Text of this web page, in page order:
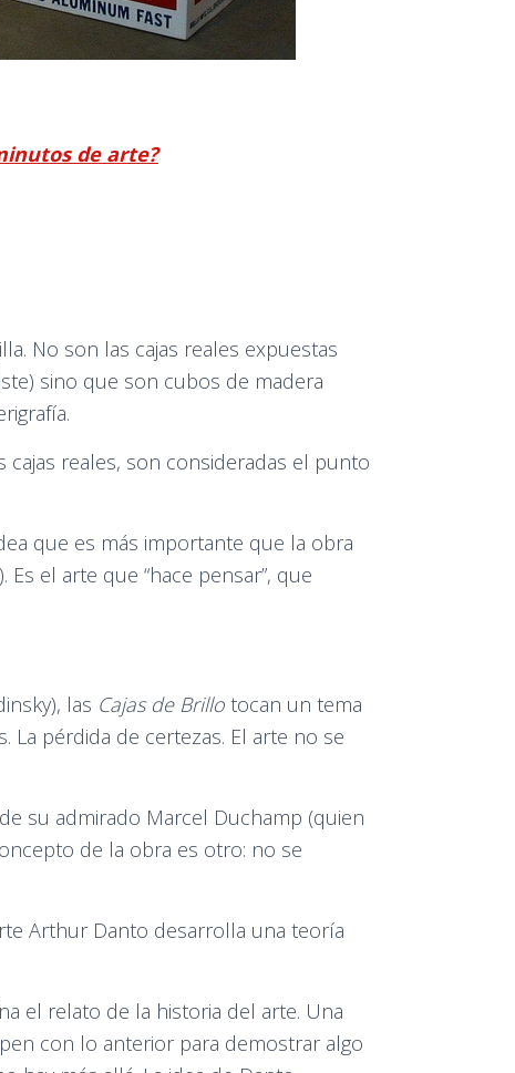
de arte?
No son las cajas reales expuestas
sino que son cubos de madera
reales, son consideradas el punto
que es más importante que la obra
el arte que “hace pensar”, que
las Cajas de Brillo tocan un tema
pérdida de certezas. El arte no se
su admirado Marcel Duchamp (quien
de la obra es otro: no se
Arthur Danto desarrolla una teoría
el relato de la historia del arte. Una
con lo anterior para demostrar algo